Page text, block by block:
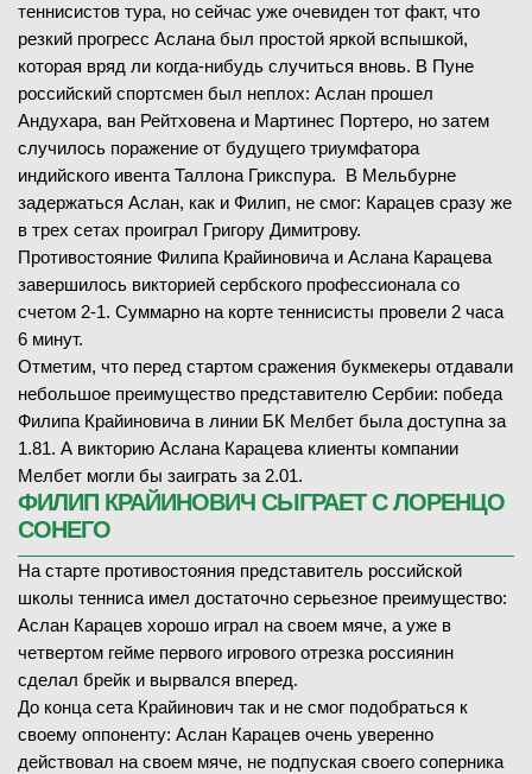
теннисистов тура, но сейчас уже очевиден тот факт, что
резкий прогресс Аслана был простой яркой вспышкой,
которая вряд ли когда-нибудь случиться вновь. В Пуне
российский спортсмен был неплох: Аслан прошел
Андухара, ван Рейтховена и Мартинес Портеро, но затем
случилось поражение от будущего триумфатора
индийского ивента Таллона Грикспура. В Мельбурне
задержаться Аслан, как и Филип, не смог: Карацев сразу же
в трех сетах проиграл Григору Димитрову.
Противостояние Филипа Крайиновича и Аслана Карацева
завершилось викторией сербского профессионала со
счетом 2-1. Суммарно на корте теннисисты провели 2 часа
6 минут.
Отметим, что перед стартом сражения букмекеры отдавали
небольшое преимущество представителю Сербии: победа
Филипа Крайиновича в линии БК Мелбет была доступна за
1.81. А викторию Аслана Карацева клиенты компании
Мелбет могли бы заиграть за 2.01.
ФИЛИП КРАЙИНОВИЧ СЫГРАЕТ С ЛОРЕНЦО
СОНЕГО
На старте противостояния представитель российской
школы тенниса имел достаточно серьезное преимущество:
Аслан Карацев хорошо играл на своем мяче, а уже в
четвертом гейме первого игрового отрезка россиянин
сделал брейк и вырвался вперед.
До конца сета Крайинович так и не смог подобраться к
своему оппоненту: Аслан Карацев очень уверенно
действовал на своем мяче, не подпуская своего соперника